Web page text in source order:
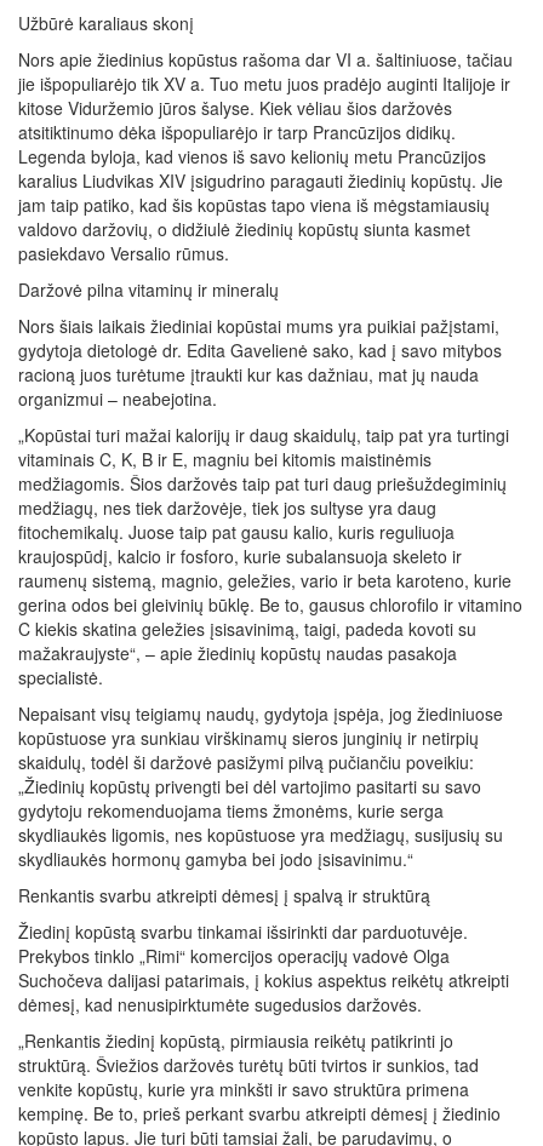
Užbūrė karaliaus skonį
Nors apie žiedinius kopūstus rašoma dar VI a. šaltiniuose, tačiau
jie išpopuliarėjo tik XV a. Tuo metu juos pradėjo auginti Italijoje ir
kitose Viduržemio jūros šalyse. Kiek vėliau šios daržovės
atsitiktinumo dėka išpopuliarėjo ir tarp Prancūzijos didikų.
Legenda byloja, kad vienos iš savo kelionių metu Prancūzijos
karalius Liudvikas XIV įsigudrino paragauti žiedinių kopūstų. Jie
jam taip patiko, kad šis kopūstas tapo viena iš mėgstamiausių
valdovo daržovių, o didžiulė žiedinių kopūstų siunta kasmet
pasiekdavo Versalio rūmus.
Daržovė pilna vitaminų ir mineralų
Nors šiais laikais žiediniai kopūstai mums yra puikiai pažįstami,
gydytoja dietologė dr. Edita Gavelienė sako, kad į savo mitybos
racioną juos turėtume įtraukti kur kas dažniau, mat jų nauda
organizmui – neabejotina.
„Kopūstai turi mažai kalorijų ir daug skaidulų, taip pat yra turtingi
vitaminais C, K, B ir E, magniu bei kitomis maistinėmis
medžiagomis. Šios daržovės taip pat turi daug priešuždegiminių
medžiagų, nes tiek daržovėje, tiek jos sultyse yra daug
fitochemikalų. Juose taip pat gausu kalio, kuris reguliuoja
kraujospūdį, kalcio ir fosforo, kurie subalansuoja skeleto ir
raumenų sistemą, magnio, geležies, vario ir beta karoteno, kurie
gerina odos bei gleivinių būklę. Be to, gausus chlorofilo ir vitamino
C kiekis skatina geležies įsisavinimą, taigi, padeda kovoti su
mažakraujyste“, – apie žiedinių kopūstų naudas pasakoja
specialistė.
Nepaisant visų teigiamų naudų, gydytoja įspėja, jog žiediniuose
kopūstuose yra sunkiau virškinamų sieros junginių ir netirpių
skaidulų, todėl ši daržovė pasižymi pilvą pučiančiu poveikiu:
„Žiedinių kopūstų privengti bei dėl vartojimo pasitarti su savo
gydytoju rekomenduojama tiems žmonėms, kurie serga
skydliaukės ligomis, nes kopūstuose yra medžiagų, susijusių su
skydliaukės hormonų gamyba bei jodo įsisavinimu.“
Renkantis svarbu atkreipti dėmesį į spalvą ir struktūrą
Žiedinį kopūstą svarbu tinkamai išsirinkti dar parduotuvėje.
Prekybos tinklo „Rimi“ komercijos operacijų vadovė Olga
Suchočeva dalijasi patarimais, į kokius aspektus reikėtų atkreipti
dėmesį, kad nenusipirktumėte sugedusios daržovės.
„Renkantis žiedinį kopūstą, pirmiausia reikėtų patikrinti jo
struktūrą. Šviežios daržovės turėtų būti tvirtos ir sunkios, tad
venkite kopūstų, kurie yra minkšti ir savo struktūra primena
kempinę. Be to, prieš perkant svarbu atkreipti dėmesį į žiedinio
kopūsto lapus. Jie turi būti tamsiai žali, be parudavimų, o